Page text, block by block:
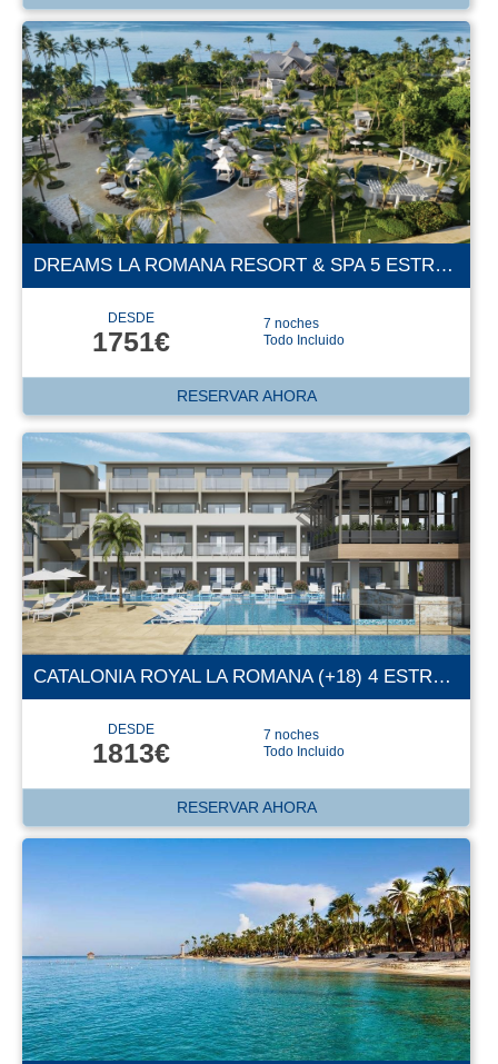
DREAMS LA ROMANA RESORT & SPA 5 ESTRELLAS
DESDE
1751€
7 noches
Todo Incluido
RESERVAR AHORA
CATALONIA ROYAL LA ROMANA (+18) 4 ESTRELLAS
DESDE
1813€
7 noches
Todo Incluido
RESERVAR AHORA